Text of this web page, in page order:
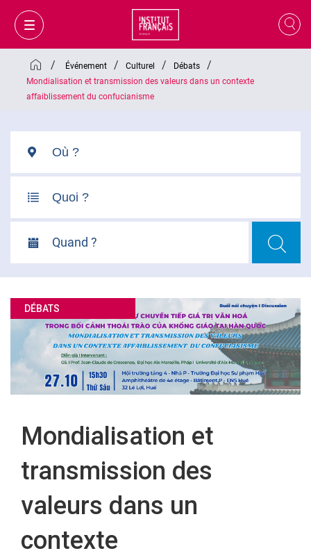
FR
VI
FR
/ Événement / Culturel / Débats /
Mondialisation et transmission des valeurs dans un contexte
affaiblissement du confucianisme
Quand ?
DÉBATS
Mondialisation et
transmission des
valeurs dans un
contexte